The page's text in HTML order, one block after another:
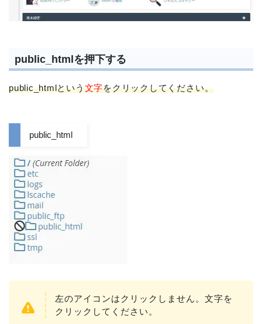
public_htmlを押下する
public_htmlという文字をクリックしてください。
public_html
左のアイコンはクリックしません。文字を
クリックしてください。